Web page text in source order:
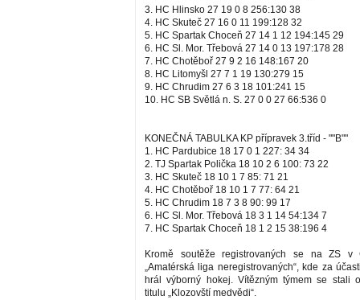
3. HC Hlinsko 27 19 0 8 256:130 38
4. HC Skuteč 27 16 0 11 199:128 32
5. HC Spartak Choceň 27 14 1 12 194:145 29
6. HC Sl. Mor. Třebová 27 14 0 13 197:178 28
7. HC Chotěboř 27 9 2 16 148:167 20
8. HC Litomyšl 27 7 1 19 130:279 15
9. HC Chrudim 27 6 3 18 101:241 15
10. HC SB Světlá n. S. 27 0 0 27 66:536 0
KONEČNÁ TABULKA KP přípravek 3.tříd - ""B""
1. HC Pardubice 18 17 0 1 227: 34 34
2. TJ Spartak Polička 18 10 2 6 100: 73 22
3. HC Skuteč 18 10 1 7 85: 71 21
4. HC Chotěboř 18 10 1 7 77: 64 21
5. HC Chrudim 18 7 3 8 90: 99 17
6. HC Sl. Mor. Třebová 18 3 1 14 54:134 7
7. HC Spartak Choceň 18 1 2 15 38:196 4
Kromě soutěže registrovaných se na ZS v
„Amatérská liga neregistrovaných“, kde za
hrál výborný hokej. Vítězným týmem se stali
titulu „Klozovští medvědi“.